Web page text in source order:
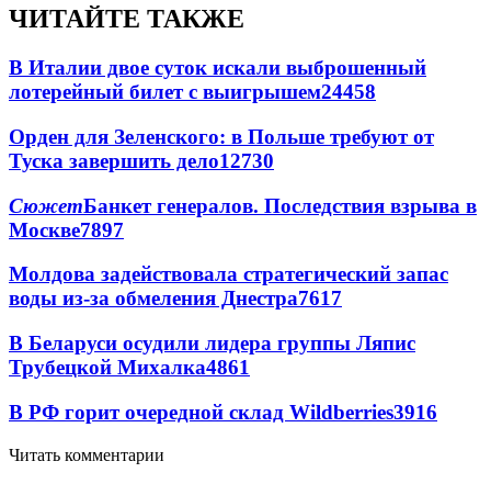
ЧИТАЙТЕ ТАКЖЕ
В Италии двое суток искали выброшенный
лотерейный билет с выигрышем24458
Орден для Зеленского: в Польше требуют от
Туска завершить дело12730
СюжетБанкет генералов. Последствия взрыва в
Москве7897
Молдова задействовала стратегический запас
воды из-за обмеления Днестра7617
В Беларуси осудили лидера группы Ляпис
Трубецкой Михалка4861
В РФ горит очередной склад Wildberries3916
Читать комментарии